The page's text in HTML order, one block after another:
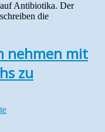
Antibiotika. Der
die
nehmen mit
zu